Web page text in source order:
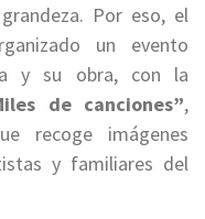
Por eso, el
un evento
y su obra, con la
de canciones”,
recoge imágenes
y familiares del